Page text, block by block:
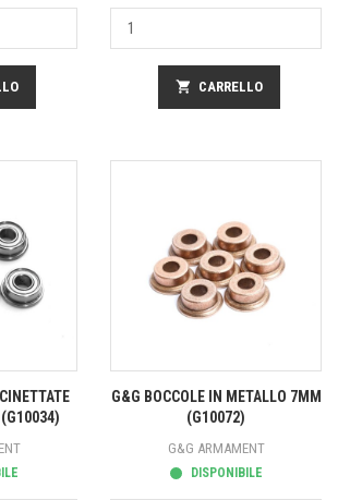
shopping_cart CARRELLO
(G10034)
G&G BOCCOLE IN METALLO 7MM
(G10072)
G&G ARMAMENT
DISPONIBILE